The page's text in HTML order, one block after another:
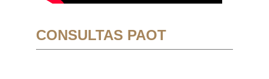
CONSULTAS PAOT